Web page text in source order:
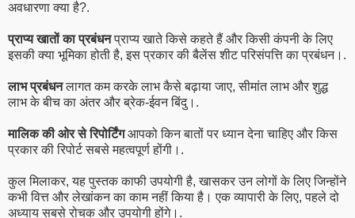
अवधारणा क्या है?.
प्राप्य खातों का प्रबंधनप्राप्य खाते किसे कहते हैं और किसी कंपनी के लिए
इसकी क्या भूमिका होती है, इस प्रकार की बैलेंस शीट परिसंपत्ति का प्रबंधन।.
लाभ प्रबंधनलागत कम करके लाभ कैसे बढ़ाया जाए, सीमांत लाभ और शुद्ध
लाभ के बीच का अंतर और ब्रेक-ईवन बिंदु।.
मालिक की ओर से रिपोर्टिंगआपको किन बातों पर ध्यान देना चाहिए और किस
प्रकार की रिपोर्ट सबसे महत्वपूर्ण होंगी।.
कुल मिलाकर, यह पुस्तक काफी उपयोगी है, खासकर उन लोगों के लिए जिन्होंने
कभी वित्त और लेखांकन का काम नहीं किया है। एक व्यापारी के लिए, पहले दो
अध्याय सबसे रोचक और उपयोगी होंगे।.